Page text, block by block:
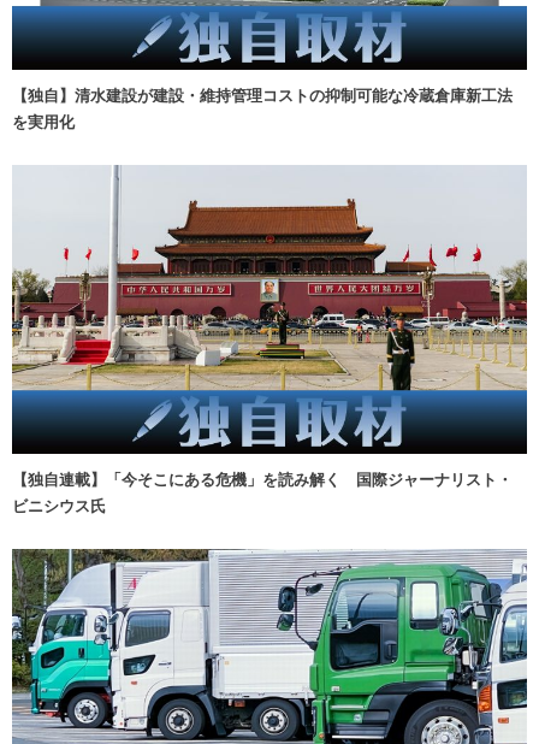
【独自】清水建設が建設・維持管理コストの抑制可能な冷蔵倉庫新工法
を実用化
【独自連載】「今そこにある危機」を読み解く 国際ジャーナリスト・
ビニシウス氏